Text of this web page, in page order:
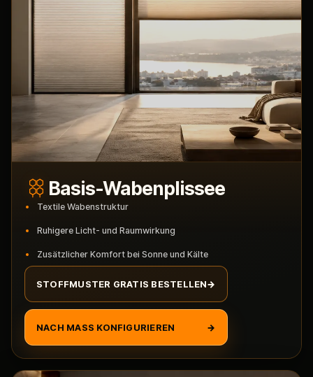
Basis-Wabenplissee
Textile Wabenstruktur
Ruhigere Licht- und Raumwirkung
Zusätzlicher Komfort bei Sonne und Kälte
STOFFMUSTER GRATIS BESTELLEN→
NACH MASS KONFIGURIEREN →